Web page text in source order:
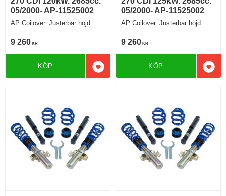
05/2000- AP-11525002
AP Coilover. Justerbar höjd
9 260 KR
Lägg till i favoriter
KÖP
05/2000- AP-11525002
AP Coilover. Justerbar höjd
9 260 KR
KÖP